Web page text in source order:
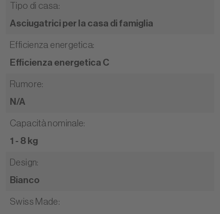
Tipo di casa:
Asciugatrici per la casa di famiglia
Efficienza energetica:
Efficienza energetica C
Rumore:
N/A
Capacità nominale:
1 - 8 kg
Design:
Bianco
Swiss Made: